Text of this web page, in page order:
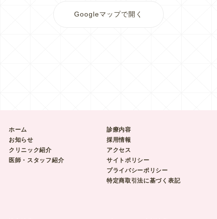
Googleマップで開く
ホーム
お知らせ
クリニック紹介
医師・スタッフ紹介
診療内容
採用情報
アクセス
サイトポリシー
プライバシーポリシー
特定商取引法に基づく表記